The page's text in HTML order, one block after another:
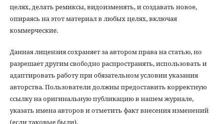
целях, делать ремиксы, видоизменять, и создавать новое,
опираясь на этот материал в любых целях, включая
коммерческие.
Данная лицензия сохраняет за автором права на статью, но
разрешает другим свободно распространять, использовать и
адаптировать работу при обязательном условии указания
авторства. Пользователи должны предоставить корректную
ссылку на оригинальную публикацию в нашем журнале,
указать имена авторов и отметить факт внесения изменений
(если таковые были).